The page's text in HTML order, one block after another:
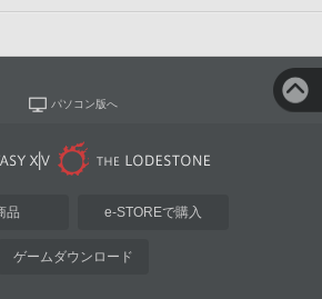
パソコン版へ
品 e-STOREで購入
ゲームダウンロード